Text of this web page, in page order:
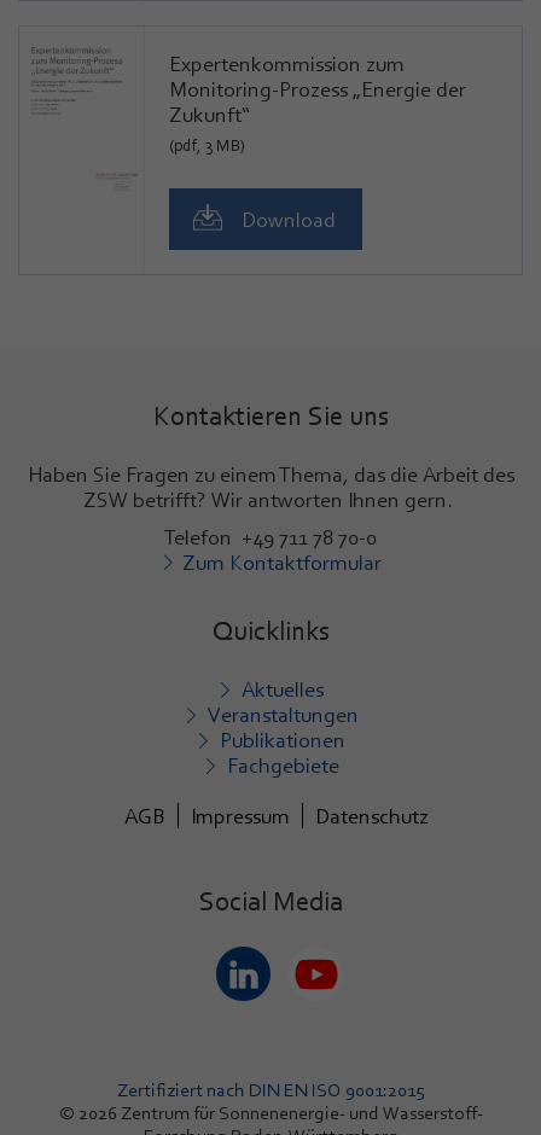
Expertenkommission zum
Monitoring-Prozess „Energie der
Zukunft“
(pdf, 3 MB)
Download
Kontaktieren Sie uns
Haben Sie Fragen zu einem Thema, das die Arbeit des
ZSW betrifft? Wir antworten Ihnen gern.
Telefon +49 711 78 70-0
Zum Kontaktformular
Quicklinks
Aktuelles
Veranstaltungen
Publikationen
Fachgebiete
AGB
Impressum Datenschutz
Social Media
Zertifiziert nach DIN EN ISO 9001:2015
© 2026 Zentrum für Sonnenenergie- und Wasserstoff-